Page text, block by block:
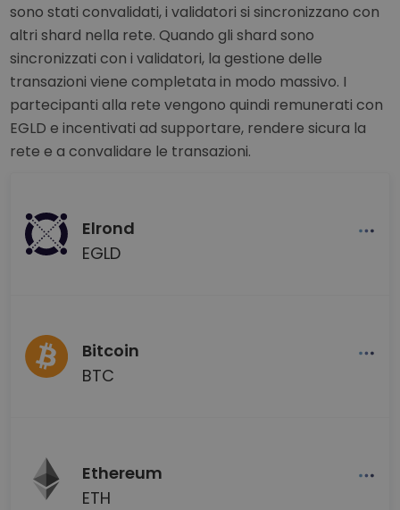
sono stati convalidati, i validatori si sincronizzano con
altri shard nella rete. Quando gli shard sono
sincronizzati con i validatori, la gestione delle
transazioni viene completata in modo massivo. I
partecipanti alla rete vengono quindi remunerati con
EGLD e incentivati ad supportare, rendere sicura la
rete e a convalidare le transazioni.
Elrond
EGLD
Bitcoin
BTC
Ethereum
ETH